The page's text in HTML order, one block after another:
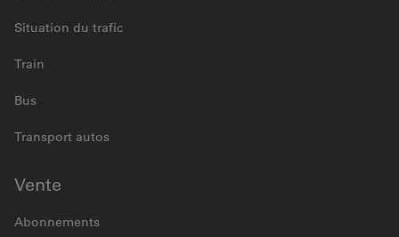
Situation du trafic
Train
Bus
Transport autos
Vente
Abonnements